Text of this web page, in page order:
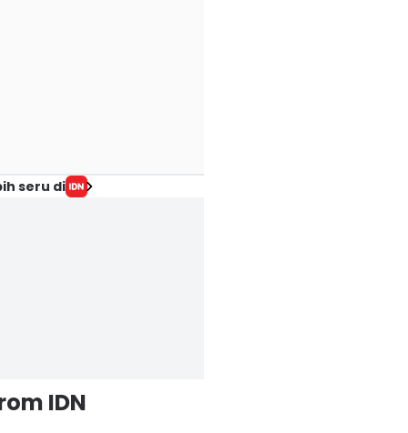
seru di
IDN